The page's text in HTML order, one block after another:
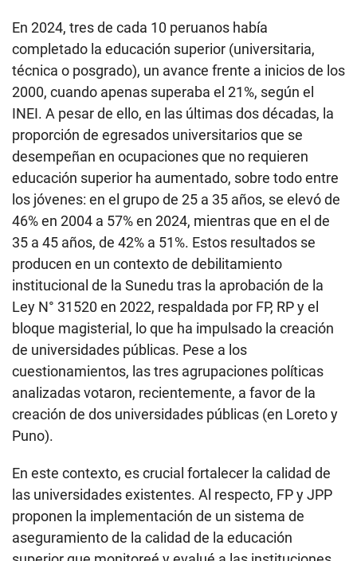
En 2024, tres de cada 10 peruanos había
completado la educación superior (universitaria,
técnica o posgrado), un avance frente a inicios de los
2000, cuando apenas superaba el 21%, según el
INEI. A pesar de ello, en las últimas dos décadas, la
proporción de egresados universitarios que se
desempeñan en ocupaciones que no requieren
educación superior ha aumentado, sobre todo entre
los jóvenes: en el grupo de 25 a 35 años, se elevó de
46% en 2004 a 57% en 2024, mientras que en el de
35 a 45 años, de 42% a 51%. Estos resultados se
producen en un contexto de debilitamiento
institucional de la Sunedu tras la aprobación de la
Ley N° 31520 en 2022, respaldada por FP, RP y el
bloque magisterial, lo que ha impulsado la creación
de universidades públicas. Pese a los
cuestionamientos, las tres agrupaciones políticas
analizadas votaron, recientemente, a favor de la
creación de dos universidades públicas (en Loreto y
Puno).
En este contexto, es crucial fortalecer la calidad de
las universidades existentes. Al respecto, FP y JPP
proponen la implementación de un sistema de
aseguramiento de la calidad de la educación